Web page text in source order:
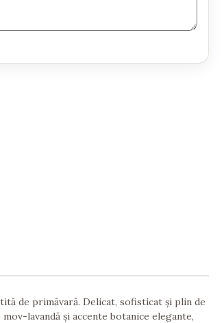
de primăvară. Delicat, sofisticat și plin de
lavandă și accente botanice elegante,